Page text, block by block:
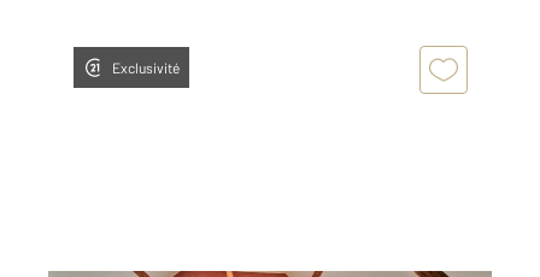
Exclusivité